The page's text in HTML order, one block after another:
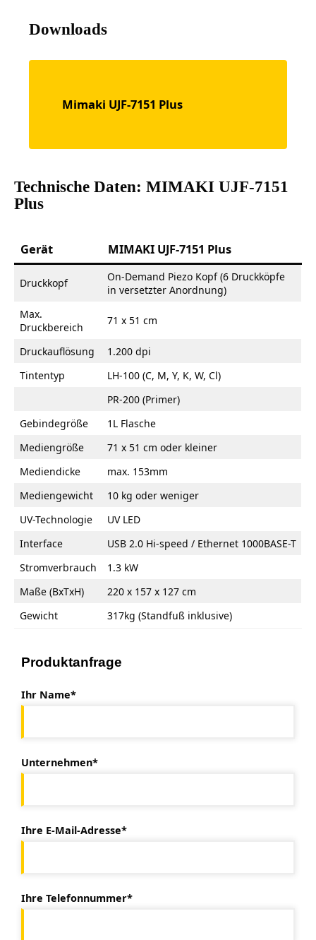
Downloads
Mimaki UJF-7151 Plus
Technische Daten: MIMAKI UJF-7151
Plus
Gerät MIMAKI UJF-7151 Plus
Druckkopf
On-Demand Piezo Kopf (6 Druckköpfe
in versetzter Anordnung)
Max.
Druckbereich
71 x 51 cm
Druckauflösung
1.200 dpi
Tintentyp
LH-100 (C, M, Y, K, W, Cl)
PR-200 (Primer)
Gebindegröße
1L Flasche
Mediengröße
71 x 51 cm oder kleiner
Mediendicke
max. 153mm
Mediengewicht
10 kg oder weniger
UV-Technologie
UV LED
Interface
USB 2.0 Hi-speed / Ethernet 1000BASE-T
Stromverbrauch
1.3 kW
Maße (BxTxH)
220 x 157 x 127 cm
Gewicht
317kg (Standfuß inklusive)
Produktanfrage
Ihr Name*
Unternehmen*
Ihre E-Mail-Adresse*
Ihre Telefonnummer*